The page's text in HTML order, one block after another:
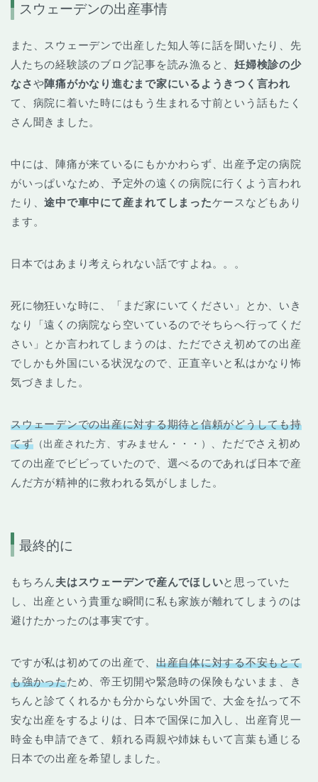
スウェーデンの出産事情
また、スウェーデンで出産した知人等に話を聞いたり、先
人たちの経験談のブログ記事を読み漁ると、妊婦検診の少
なさや陣痛がかなり進むまで家にいるようきつく言われ
て、病院に着いた時にはもう生まれる寸前という話もたく
さん聞きました。
中には、陣痛が来ているにもかかわらず、出産予定の病院
がいっぱいなため、予定外の遠くの病院に行くよう言われ
たり、途中で車中にて産まれてしまったケースなどもあり
ます。
日本ではあまり考えられない話ですよね。。。
死に物狂いな時に、「まだ家にいてください」とか、いき
なり「遠くの病院なら空いているのでそちらへ行ってくだ
さい」とか言われてしまうのは、ただでさえ初めての出産
でしかも外国にいる状況なので、正直辛いと私はかなり怖
気づきました。
スウェーデンでの出産に対する期待と信頼がどうしても持
てず（出産された方、すみません・・・）
、ただでさえ初め
ての出産でビビっていたので、選べるのであれば日本で産
んだ方が精神的に救われる気がしました。
最終的に
もちろん夫はスウェーデンで産んでほしいと思っていた
し、出産という貴重な瞬間に私も家族が離れてしまうのは
避けたかったのは事実です。
ですが私は初めての出産で、 出産自体に対する不安もとて
も強かったため、帝王切開や緊急時の保険もないまま、き
ちんと診てくれるかも分からない外国で、大金を払って不
安な出産をするよりは、日本で国保に加入し、出産育児一
時金も申請できて、頼れる両親や姉妹もいて言葉も通じる
日本での出産を希望しました。